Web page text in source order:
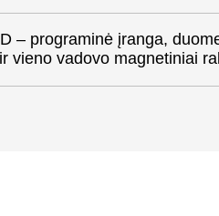
– programinė įranga,
vieno vadovo magnetiniai